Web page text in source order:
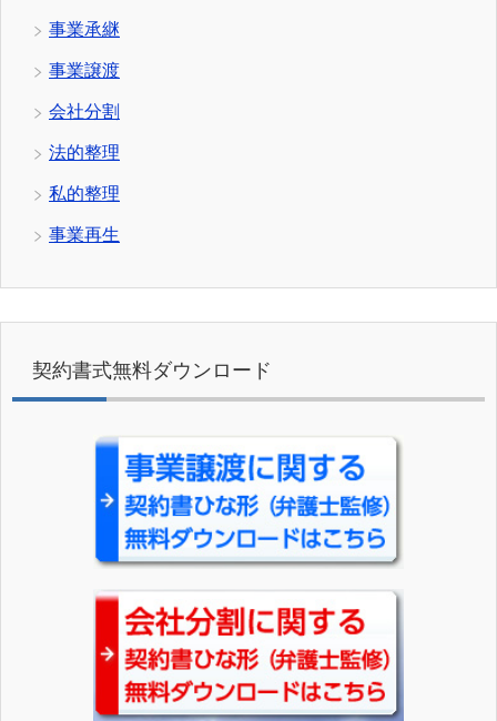
事業承継
事業譲渡
会社分割
法的整理
私的整理
事業再生
契約書式無料ダウンロード